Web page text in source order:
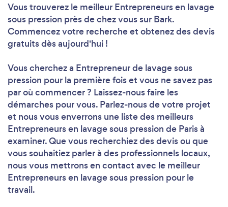
Vous trouverez le meilleur Entrepreneurs en lavage
sous pression près de chez vous sur Bark.
Commencez votre recherche et obtenez des devis
gratuits dès aujourd'hui !
Vous cherchez a Entrepreneur de lavage sous
pression pour la première fois et vous ne savez pas
par où commencer ? Laissez-nous faire les
démarches pour vous. Parlez-nous de votre projet
et nous vous enverrons une liste des meilleurs
Entrepreneurs en lavage sous pression de Paris à
examiner. Que vous recherchiez des devis ou que
vous souhaitiez parler à des professionnels locaux,
nous vous mettrons en contact avec le meilleur
Entrepreneurs en lavage sous pression pour le
travail.